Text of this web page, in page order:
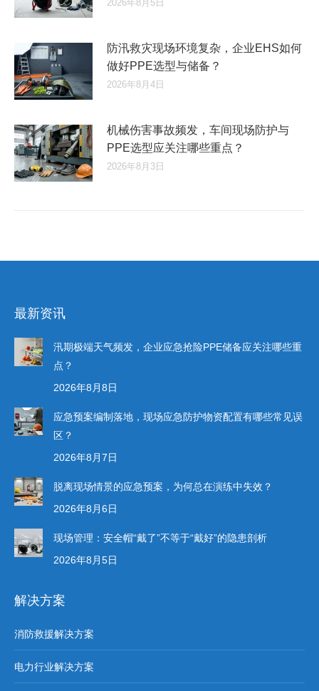
2026年8月5日
防汛救灾现场环境复杂，企业EHS如何
做好PPE选型与储备？
2026年8月4日
机械伤害事故频发，车间现场防护与
PPE选型应关注哪些重点？
2026年8月3日
最新资讯
汛期极端天气频发，企业应急抢险PPE储备应关注哪些重
点？
2026年8月8日
应急预案编制落地，现场应急防护物资配置有哪些常见误
区？
2026年8月7日
脱离现场情景的应急预案，为何总在演练中失效？
2026年8月6日
现场管理：安全帽“戴了”不等于“戴好”的隐患剖析
2026年8月5日
解决方案
消防救援解决方案
电力行业解决方案